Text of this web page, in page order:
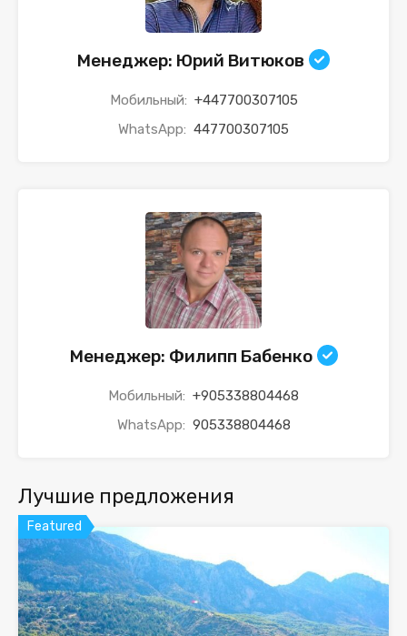
Менеджер: Юрий Витюков
Мобильный: +447700307105
WhatsApp: 447700307105
Менеджер: Филипп Бабенко
Мобильный: +905338804468
WhatsApp: 905338804468
Лучшие предложения
Featured